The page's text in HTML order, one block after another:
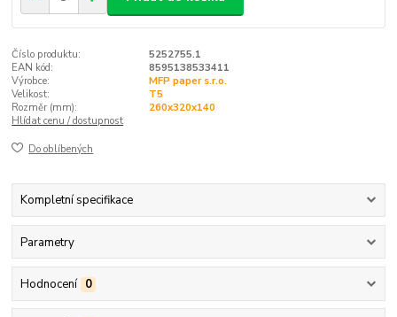
Číslo produktu:
5252755.1
EAN kód:
8595138533411
Výrobce:
MFP paper s.r.o.
Velikost:
T5
Rozměr (mm):
260x320x140
Hlídat cenu / dostupnost
Do oblíbených
Kompletní specifikace
Parametry
Hodnocení 0